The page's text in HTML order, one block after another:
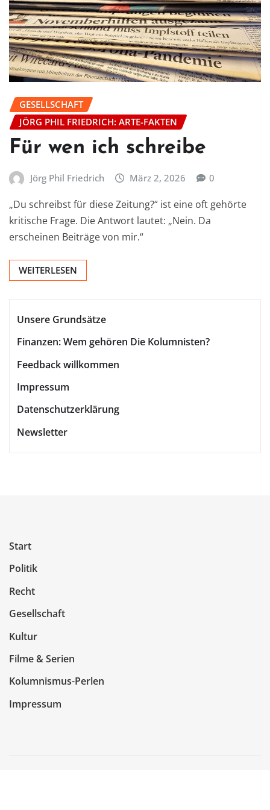
GESELLSCHAFT
JÖRG PHIL FRIEDRICH: ARTE-FAKTEN
Für wen ich schreibe
Jörg Phil Friedrich März 2, 2026 0
„Du schreibst für diese Zeitung?“ ist eine oft gehörte
kritische Frage. Die Antwort lautet: „Nein. Da
erscheinen Beiträge von mir.“
WEITERLESEN
Unsere Grundsätze
Finanzen: Wem gehören Die Kolumnisten?
Feedback willkommen
Impressum
Datenschutzerklärung
Newsletter
Start
Politik
Recht
Gesellschaft
Kultur
Filme & Serien
Kolumnismus-Perlen
Impressum